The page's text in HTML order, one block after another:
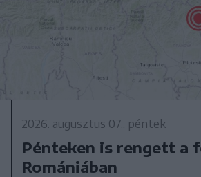
2026. augusztus 07., péntek
Pénteken is rengett a
Romániában